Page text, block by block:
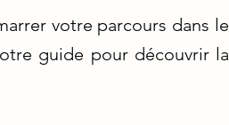
votre parcours dans le
guide pour découvrir la